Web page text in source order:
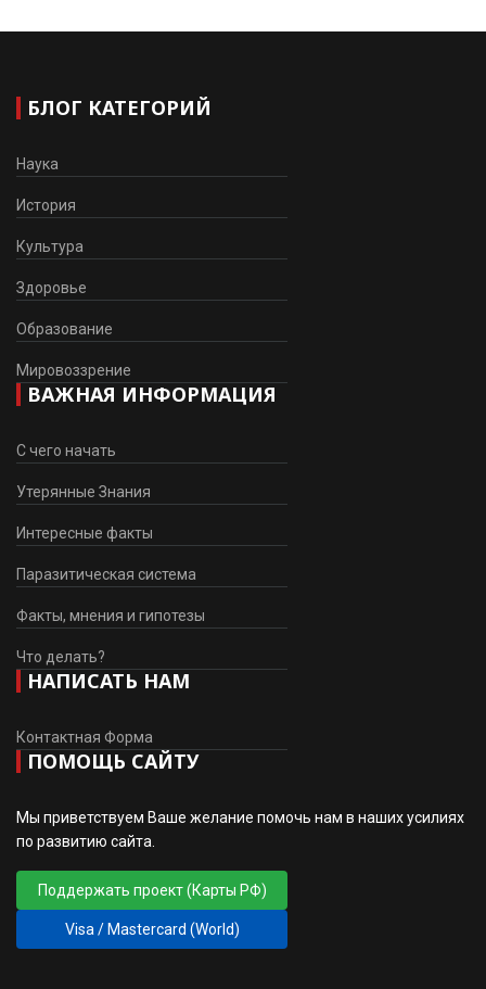
БЛОГ КАТЕГОРИЙ
Наука
История
Культура
Здоровье
Образование
Мировоззрение
ВАЖНАЯ ИНФОРМАЦИЯ
С чего начать
Утерянные Знания
Интересные факты
Паразитическая система
Факты, мнения и гипотезы
Что делать?
НАПИСАТЬ НАМ
Контактная Форма
ПОМОЩЬ САЙТУ
Мы приветствуем Ваше желание помочь нам в наших усилиях
по развитию сайта.
Поддержать проект (Карты РФ)
Visa / Mastercard (World)